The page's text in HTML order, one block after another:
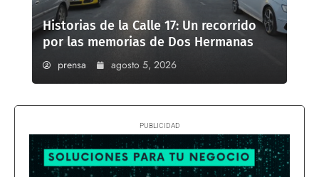
Historias de la Calle 17: Un recorrido
por las memorias de Dos Hermanas
prensa agosto 5, 2026